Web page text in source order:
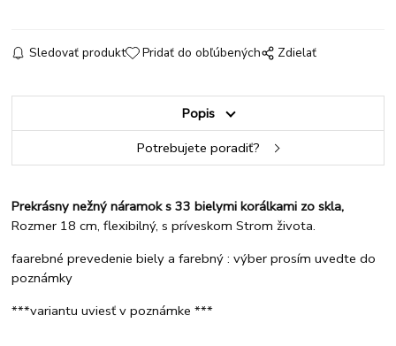
Sledovať produkt Pridať do obľúbených Zdielať
Popis
Potrebujete poradiť?
Prekrásny nežný náramok s 33 bielymi korálkami zo skla,
Rozmer 18 cm, flexibilný, s príveskom Strom života.
faarebné prevedenie biely a farebný : výber prosím uvedte do
poznámky
***variantu uviesť v poznámke ***